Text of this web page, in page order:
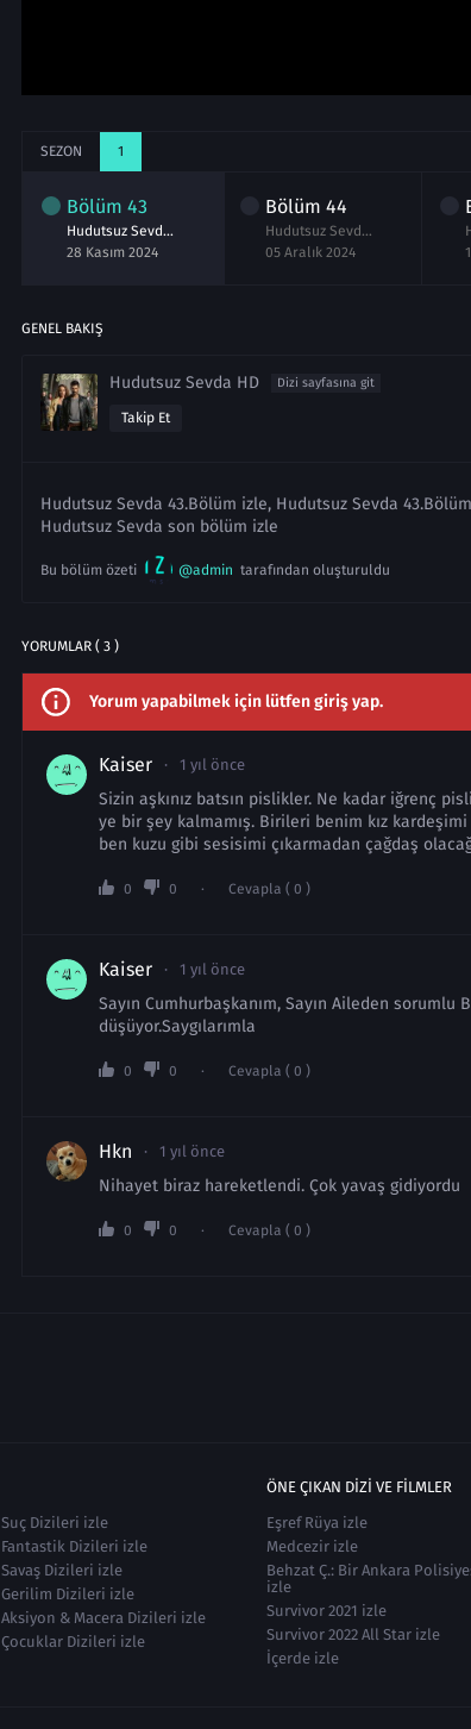
SEZON 1
Bölüm 43
Hudutsuz Sevda 43.Bölüm izle Full
28 Kasım 2024
Bölüm44
Hudutsuz Sevda 44.Bölüm izle Full
05 Aralık 2024
GENEL BAKIŞ
Hudutsuz Sevda HD Dizi sayfasına git
Takip Et
Hudutsuz Sevda 43.Bölüm izle, Hudutsuz Sevda
Hudutsuz Sevda son bölüm izle
Bu bölüm özeti @admin tarafından oluşturuldu
YORUMLAR ( 3 )
Yorum yapabilmek için lütfen giriş yap.
Kaiser 1 yıl önce
Sizin aşkınız batsın pislikler. Ne kadar iğrenç
ye bir şey kalmamış. Birileri benim kız
ben kuzu gibi sesisimi çıkarmadan çağdaş
0 0 Cevapla ( 0 )
Kaiser 1 yıl önce
Sayın Cumhurbaşkanım, Sayın Aileden
düşüyor.Saygılarımla
0 0 Cevapla ( 0 )
Hkn 1 yıl önce
Nihayet biraz hareketlendi. Çok yavaş gidiyordu
0 0 Cevapla ( 0 )
Suç Dizileri izle
Fantastik Dizileri izle
Savaş Dizileri izle
Gerilim Dizileri izle
Aksiyon & Macera Dizileri izle
Çocuklar Dizileri izle
ÖNE ÇIKAN DIZI VE FILMLER
Eşref Rüya izle
Medcezir izle
Behzat Ç.: Bir Ankara
izle
Survivor 2021 izle
Survivor 2022 All Star izle
İçerde izle